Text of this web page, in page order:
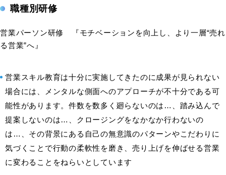
職種別研修
営業パーソン研修 『モチベーションを向上し、より一層“売れ
る営業”へ』
営業スキル教育は十分に実施してきたのに成果が見られない
場合には、メンタルな側面へのアプローチが不十分である可
能性があります。件数を数多く廻らないのは…、踏み込んで
提案しないのは…、クロージングをなかなか行わないの
は…、その背景にある自己の無意識のパターンやこだわりに
気づくことで行動の柔軟性を磨き、売り上げを伸ばせる営業
に変わることをねらいとしています